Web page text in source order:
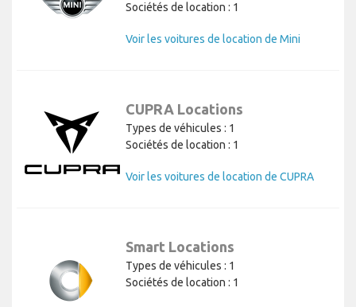
Sociétés de location : 1
Voir les voitures de location de Mini
CUPRA Locations
Types de véhicules : 1
Sociétés de location : 1
Voir les voitures de location de CUPRA
Smart Locations
Types de véhicules : 1
Sociétés de location : 1